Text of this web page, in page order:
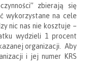
zbierają się
wykorzystane na cele
nic nas nie kosztuje –
wydzieli 1 procent
organizacji. Aby
i jej numer KRS